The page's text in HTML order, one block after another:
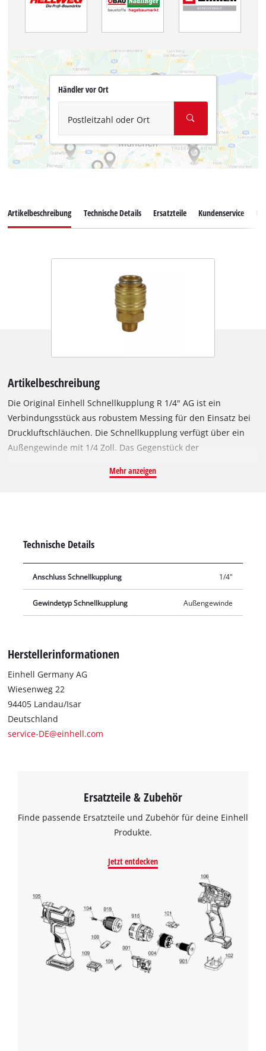
Händler vor Ort
Postleitzahl oder Ort
Artikelbeschreibung Technische Details Ersatzteile Kundenservice
Artikelbeschreibung
Die Original Einhell Schnellkupplung R 1/4" AG ist ein
Verbindungsstück aus robustem Messing für den Einsatz bei
Druckluftschläuchen. Die Schnellkupplung verfügt über ein
Außengewinde mit 1/4 Zoll. Das Gegenstück der
findet Verwendung bei der Verbindung des Kompressors mit
Mehr anzeigen
Technische Details
Anschluss Schnellkupplung 1/4"
Gewindetyp Schnellkupplung Außengewinde
Herstellerinformationen
Einhell Germany AG
Wiesenweg 22
94405 Landau/Isar
Deutschland
service-DE@einhell.com
Ersatzteile & Zubehör
Finde passende Ersatzteile und Zubehör für deine Einhell
Produkte.
Jetzt entdecken